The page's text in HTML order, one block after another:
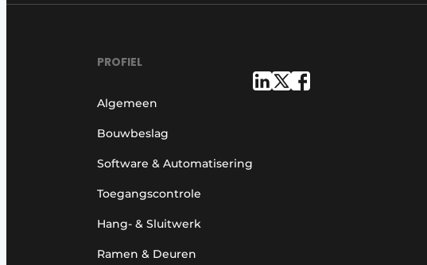
PROFIEL
Algemeen
Bouwbeslag
Software & Automatisering
Toegangscontrole
Hang- & Sluitwerk
Ramen & Deuren